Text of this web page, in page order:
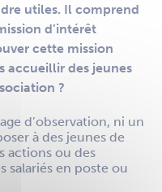
utiles. Il comprend
d’intérêt
cette mission
accueillir des jeunes
?
d’observation, ni un
à des jeunes de
actions ou des
salariés en poste ou